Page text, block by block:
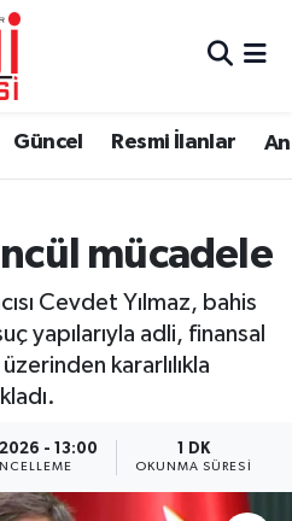
Güncel Resmi İlanlar
mücadele
Cevdet Yılmaz, bahis
yapılarıyla adli, finansal
kararlılıkla
- 13:00 1 DK
OKUNMA SÜRESI
Haritası